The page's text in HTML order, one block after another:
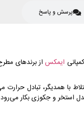
پرسش و پاسخ
ایمکساز برندهای
با همدیگر، تبادل حرارت
استخر و جکوزی بکار